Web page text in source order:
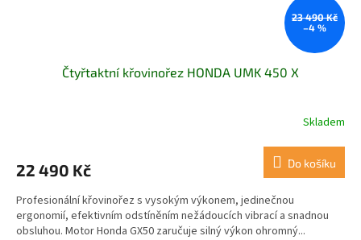
23 490 Kč
–4 %
Čtyřtaktní křovinořez HONDA UMK 450 X
Skladem
22 490 Kč Do košíku
Profesionální křovinořez s vysokým výkonem, jedinečnou
ergonomií, efektivním odstíněním nežádoucích vibrací a snadnou
obsluhou. Motor Honda GX50 zaručuje silný výkon ohromný...